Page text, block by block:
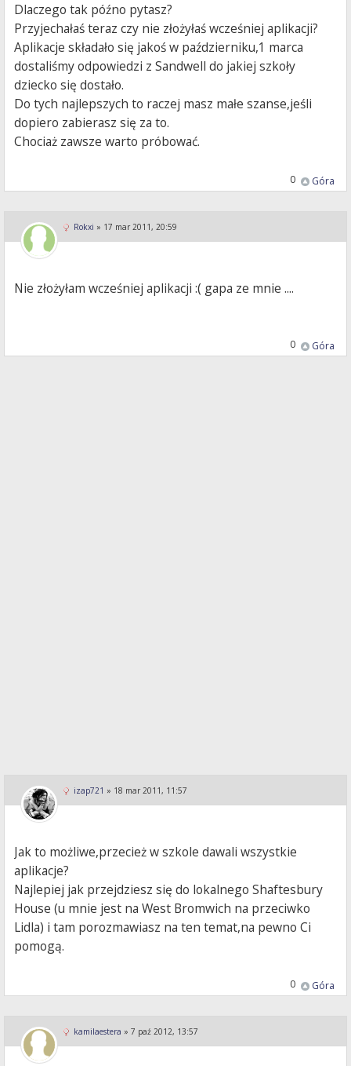
Dlaczego tak późno pytasz?
Przyjechałaś teraz czy nie złożyłaś wcześniej aplikacji?
Aplikacje składało się jakoś w październiku,1 marca
dostaliśmy odpowiedzi z Sandwell do jakiej szkoły
dziecko się dostało.
Do tych najlepszych to raczej masz małe szanse,jeśli
dopiero zabierasz się za to.
Chociaż zawsze warto próbować.
Góra
0
Rokxi » 17 mar 2011, 20:59
Nie złożyłam wcześniej aplikacji :( gapa ze mnie ....
Góra
0
izap721 » 18 mar 2011, 11:57
Jak to możliwe,przecież w szkole dawali wszystkie
aplikacje?
Najlepiej jak przejdziesz się do lokalnego Shaftesbury
House (u mnie jest na West Bromwich na przeciwko
Lidla) i tam porozmawiasz na ten temat,na pewno Ci
pomogą.
Góra
0
kamilaestera » 7 paź 2012, 13:57